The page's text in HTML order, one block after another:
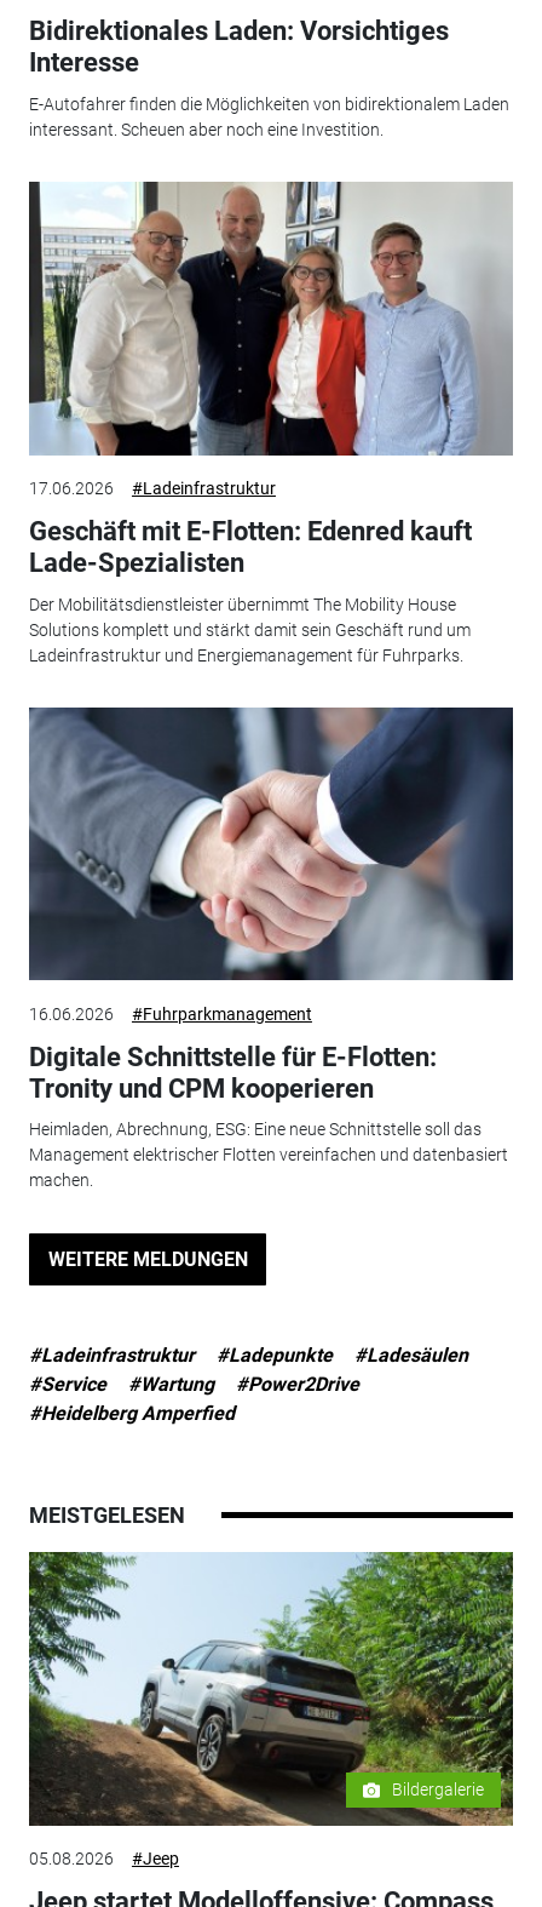
Bidirektionales Laden: Vorsichtiges
Interesse
E-Autofahrer finden die Möglichkeiten von bidirektionalem Laden
interessant. Scheuen aber noch eine Investition.
17.06.2026 #Ladeinfrastruktur
Geschäft mit E-Flotten: Edenred kauft
Lade-Spezialisten
Der Mobilitätsdienstleister übernimmt The Mobility House
Solutions komplett und stärkt damit sein Geschäft rund um
Ladeinfrastruktur und Energiemanagement für Fuhrparks.
16.06.2026 #Fuhrparkmanagement
Digitale Schnittstelle für E-Flotten:
Tronity und CPM kooperieren
Heimladen, Abrechnung, ESG: Eine neue Schnittstelle soll das
Management elektrischer Flotten vereinfachen und datenbasiert
machen.
WEITERE MELDUNGEN
#Ladeinfrastruktur #Ladepunkte
#Ladesäulen
#Service
#Wartung
#Power2Drive
#Heidelberg Amperfied
MEISTGELESEN
Bildergalerie
05.08.2026 #Jeep